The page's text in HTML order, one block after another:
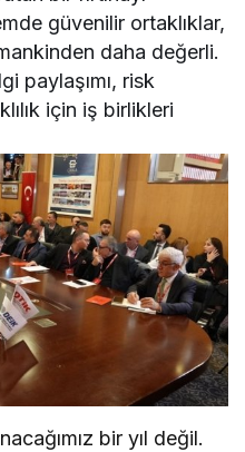
güvenilir ortaklıklar,
daha değerli.
paylaşımı, risk
için iş birlikleri
bir yıl değil.